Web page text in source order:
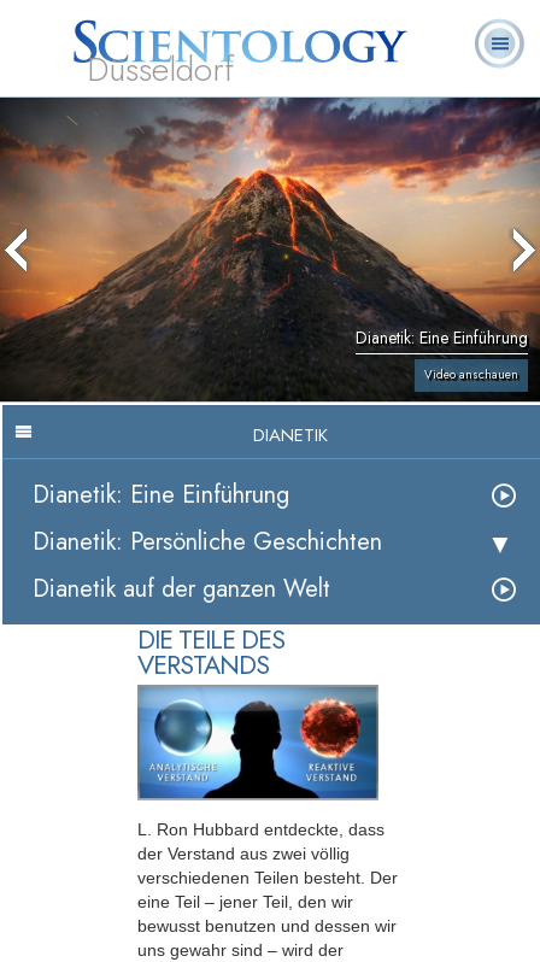
Düsseldorf
Hubbard
Scientology?
Ehrenamtliche
Geistliche
Häufig gestellte
Fragen
Bücher
Dianetik: Eine Einführung
Video anschauen
DIANETIK
Dianetik: Eine Einführung
Dianetik: Persönliche Geschichten
Dianetik auf der ganzen Welt
DIE TEILE DES
VERSTANDS
L. Ron Hubbard entdeckte, dass
der Verstand aus zwei völlig
verschiedenen Teilen besteht. Der
eine Teil – jener Teil, den wir
bewusst benutzen und dessen wir
uns gewahr sind – wird der